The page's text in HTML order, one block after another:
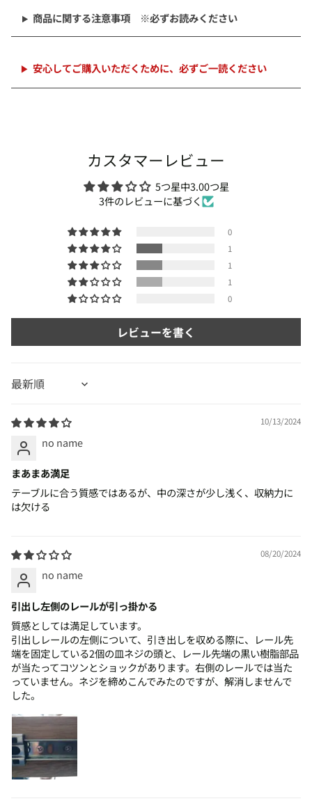
追
商品に関する注意事項 ※必ずお読みください
安心してご購入いただくために、必ずご一読ください
カスタマーレビュー
5つ星中3.00つ星
3件のレビューに基づく
0
1
1
1
0
レビューを書く
Sort by
10/13/2024
no name
まあまあ満足
テーブルに合う質感ではあるが、中の深さが少し浅く、収納力に
は欠ける
08/20/2024
no name
引出し左側のレールが引っ掛かる
質感としては満足しています。
引出しレールの左側について、引き出しを収める際に、レール先
端を固定している2個の皿ネジの頭と、レール先端の黒い樹脂部品
が当たってコツンとショックがあります。右側のレールでは当た
っていません。ネジを締めこんでみたのですが、解消しませんで
した。